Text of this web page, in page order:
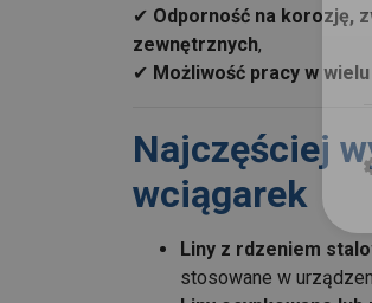
✔ Odporność na korozję,
zewnętrznych,
✔ Możliwość pracy w
Najczęściej
wciągarek
Liny z rdzeniem
stosowane w